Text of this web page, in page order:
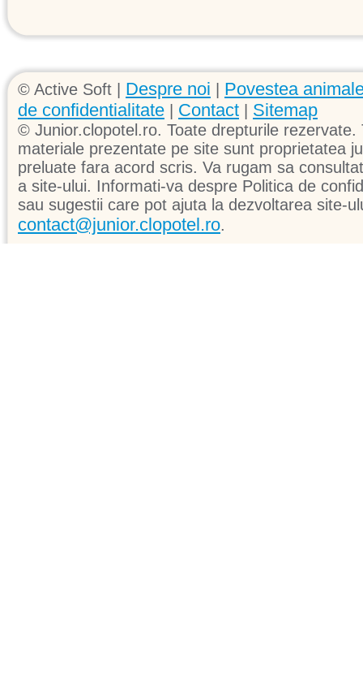
© Active Soft | Despre noi
Povestea
de confidentialitate
Contact Sitemap
© Junior.clopotel.ro. Toate drepturile
materiale prezentate pe site sunt proprietatea
preluate fara acord scris. Va rugam sa
a site-ului. Informati-va despre Politica de
sau sugestii care pot ajuta la dezvoltarea site-
contact@junior.clopotel.ro.